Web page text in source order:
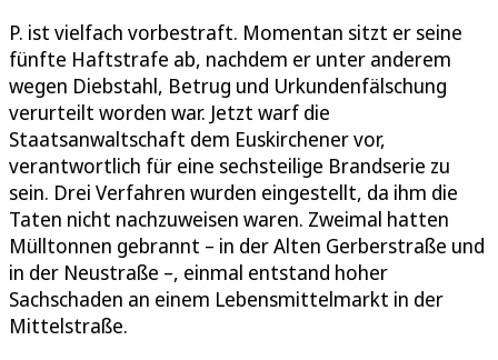
P. ist vielfach vorbestraft. Momentan sitzt er seine
fünfte Haftstrafe ab, nachdem er unter anderem
wegen Diebstahl, Betrug und Urkundenfälschung
verurteilt worden war. Jetzt warf die
Staatsanwaltschaft dem Euskirchener vor,
verantwortlich für eine sechsteilige Brandserie zu
sein. Drei Verfahren wurden eingestellt, da ihm die
Taten nicht nachzuweisen waren. Zweimal hatten
Mülltonnen gebrannt – in der Alten Gerberstraße und
in der Neustraße –, einmal entstand hoher
Sachschaden an einem Lebensmittelmarkt in der
Mittelstraße.